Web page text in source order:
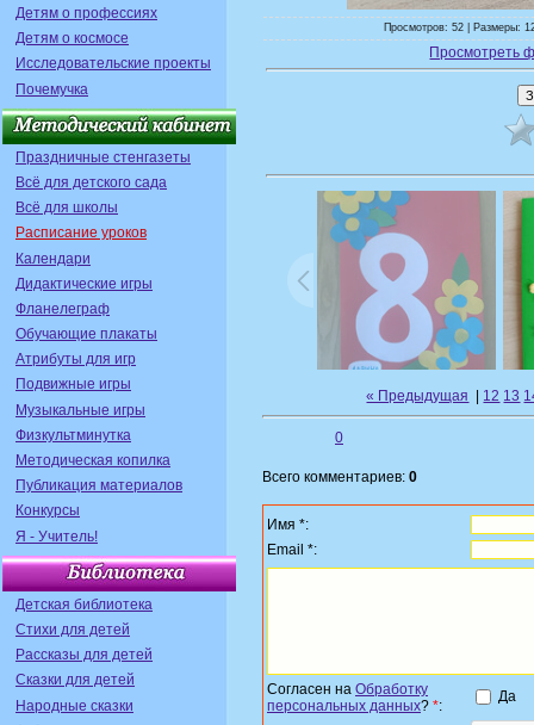
Детям о профессиях
Детям о космосе
Исследовательские проекты
Почемучка
Праздничные стенгазеты
Всё для детского сада
Всё для школы
Расписание уроков
Календари
Дидактические игры
Фланелеграф
Обучающие плакаты
Атрибуты для игр
Подвижные игры
Музыкальные игры
Физкультминутка
Методическая копилка
Публикация материалов
Конкурсы
Я - Учитель!
Детская библиотека
Стихи для детей
Рассказы для детей
Сказки для детей
Народные сказки
Просмотров: 52 | Размеры:
Просмотреть
« Предыдущая 12 13
0
Всего комментариев: 0
Имя *:
Email *:
Согласен на Обработку
персональных данных? *:
Да